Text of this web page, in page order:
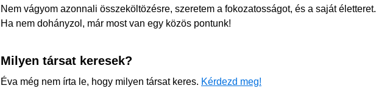
Nem vágyom azonnali összeköltözésre, szeretem a fokozatosságot, és a saját életteret.
Ha nem dohányzol, már most van egy közös pontunk!
Milyen társat keresek?
Éva még nem írta le, hogy milyen társat keres. Kérdezd meg!